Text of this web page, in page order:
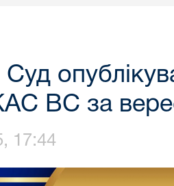
ВС за
17:44